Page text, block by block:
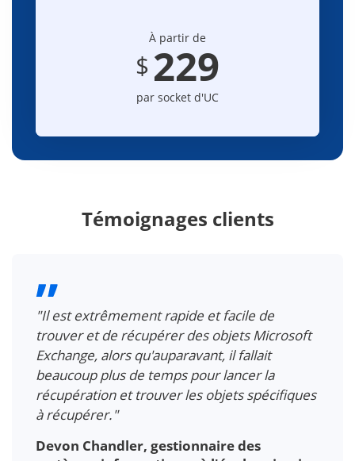
À partir de
$229
par socket d'UC
Témoignages clients
"Je devais ajouter manuellement des
données à la sauvegarde de nos serveurs de
fichiers et Exchange, ce qui rendait la gestion
fastidieuse à chaque fois… Je passais de
nombreuses heures pendant la semaine à
vérifier et contrôler les sauvegardes.
mails le matin, je consulte un rapport et, en